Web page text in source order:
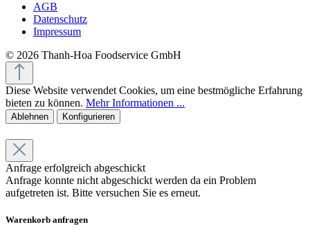
AGB
Datenschutz
Impressum
© 2026 Thanh-Hoa Foodservice GmbH
Diese Website verwendet Cookies, um eine bestmögliche Erfahrung
bieten zu können. Mehr Informationen ...
Ablehnen Konfigurieren
Anfrage erfolgreich abgeschickt
Anfrage konnte nicht abgeschickt werden da ein Problem
aufgetreten ist. Bitte versuchen Sie es erneut.
Warenkorb anfragen